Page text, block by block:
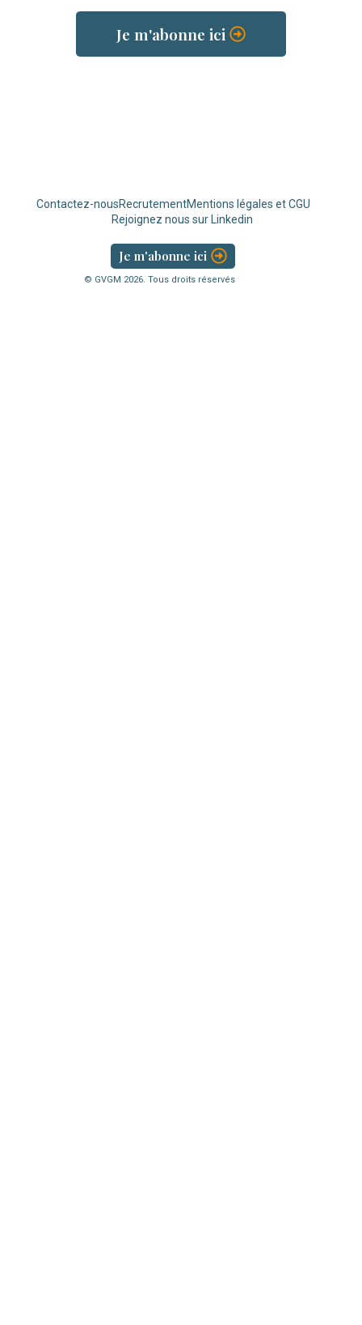
Je m'abonne ici
Contactez-nousRecrutementMentions légales et CGU
Rejoignez nous sur Linkedin
Je m'abonne ici
© GVGM 2026. Tous droits réservés